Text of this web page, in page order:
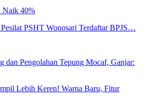
Naik 40%
PSHT Wonosari Terdaftar BPJS…
dan Pengolahan Tepung Mocaf, Ganjar:
Lebih Keren! Warna Baru, Fitur